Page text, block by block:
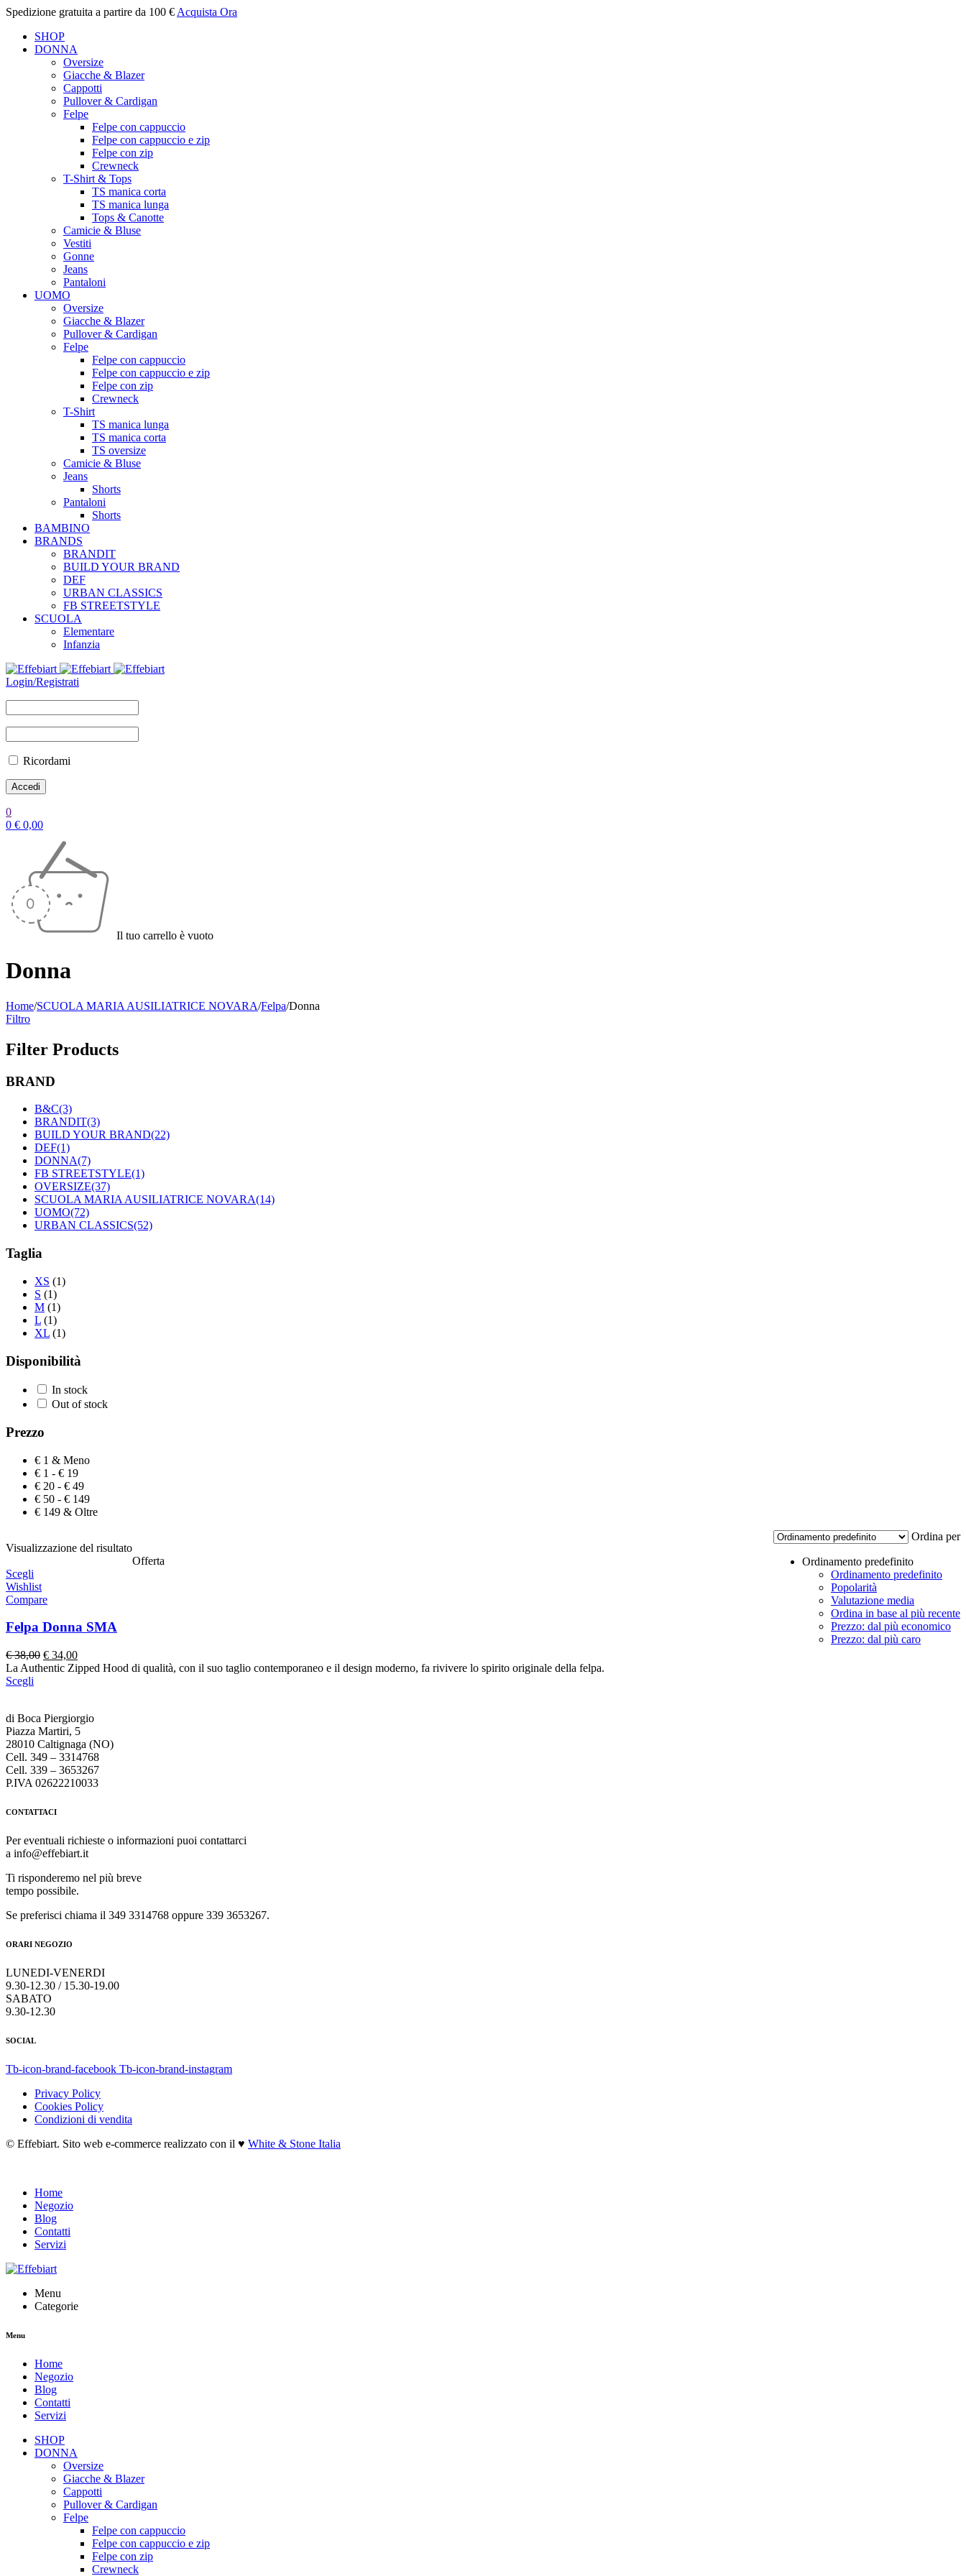
Spedizione gratuita a partire da 100 € Acquista Ora
SHOP
DONNA
Oversize
Giacche & Blazer
Cappotti
Pullover & Cardigan
Felpe
Felpe con cappuccio
Felpe con cappuccio e zip
Felpe con zip
Crewneck
T-Shirt & Tops
TS manica corta
TS manica lunga
Tops & Canotte
Camicie & Bluse
Vestiti
Gonne
Jeans
Pantaloni
UOMO
Oversize
Giacche & Blazer
Pullover & Cardigan
Felpe
Felpe con cappuccio
Felpe con cappuccio e zip
Felpe con zip
Crewneck
T-Shirt
TS manica lunga
TS manica corta
TS oversize
Camicie & Bluse
Jeans
Shorts
Pantaloni
Shorts
BAMBINO
BRANDS
BRANDIT
BUILD YOUR BRAND
DEF
URBAN CLASSICS
FB STREETSTYLE
SCUOLA
Elementare
Infanzia
Login/Registrati
Ricordami
0
0 € 0,00
Il tuo carrello è vuoto
Donna
Home/SCUOLA MARIA AUSILIATRICE NOVARA/Felpa/Donna
Filtro
Filter Products
BRAND
B&C(3)
BRANDIT(3)
BUILD YOUR BRAND(22)
DEF(1)
DONNA(7)
FB STREETSTYLE(1)
OVERSIZE(37)
SCUOLA MARIA AUSILIATRICE NOVARA(14)
UOMO(72)
URBAN CLASSICS(52)
Taglia
XS (1)
S (1)
M (1)
L (1)
XL (1)
Disponibilità
In stock
Out of stock
Prezzo
€ 1 & Meno
€ 1 - € 19
€ 20 - € 49
€ 50 - € 149
€ 149 & Oltre
Visualizzazione del risultato
Ordina per
Ordinamento predefinito
Ordinamento predefinito
Popolarità
Valutazione media
Ordina in base al più recente
Prezzo: dal più economico
Prezzo: dal più caro
Offerta
Scegli
Wishlist
Compare
Felpa Donna SMA
€38,00 Il
prezzo
€ 34,00Il
prezzo
La Authentic Zipped Hood di qualità, con il suo taglio contemporaneo e il design moderno, fa rivivere lo spirito originale della felpa.
Scegli
di Boca Piergiorgio
Piazza Martiri, 5
28010 Caltignaga (NO)
Cell. 349 – 3314768
Cell. 339 – 3653267
P.IVA 02622210033
CONTATTACI
Per eventuali richieste o informazioni puoi contattarci
a info@effebiart.it
Ti risponderemo nel più breve
tempo possibile.
Se preferisci chiama il 349 3314768 oppure 339 3653267.
ORARI NEGOZIO
LUNEDI-VENERDI
9.30-12.30 / 15.30-19.00
SABATO
9.30-12.30
SOCIAL
Tb-icon-brand-facebook Tb-icon-brand-instagram
Privacy Policy
Cookies Policy
Condizioni di vendita
© Effebiart. Sito web e-commerce realizzato con il ♥ White & Stone Italia
Home
Negozio
Blog
Contatti
Servizi
Menu
Categorie
Menu
Home
Negozio
Blog
Contatti
Servizi
SHOP
DONNA
Oversize
Giacche & Blazer
Cappotti
Pullover & Cardigan
Felpe
Felpe con cappuccio
Felpe con cappuccio e zip
Felpe con zip
Crewneck